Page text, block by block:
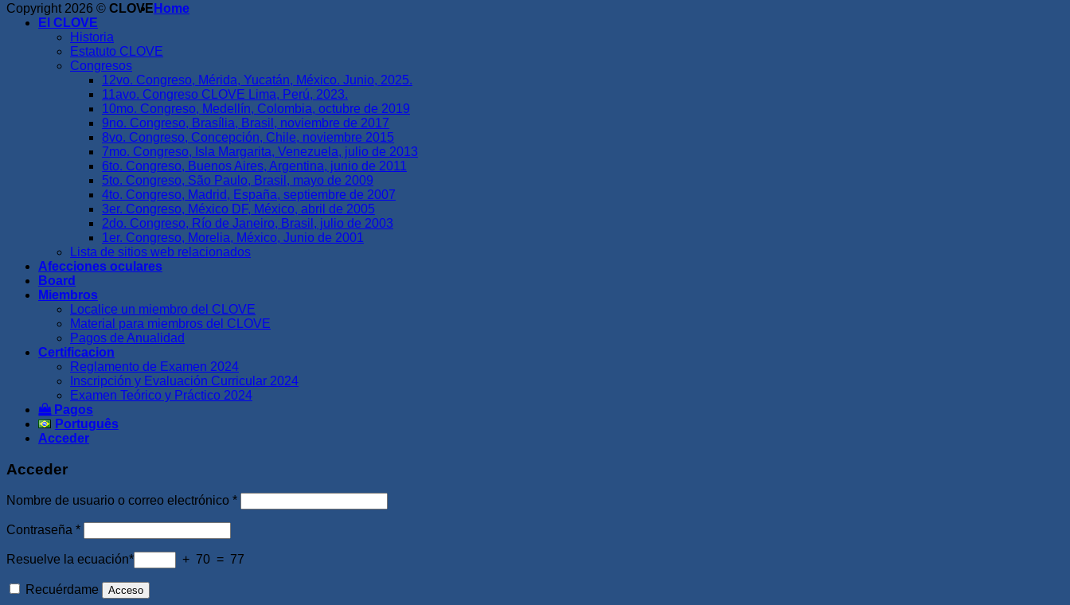
Copyright 2026 © CLOVE Home
El CLOVE
Historia
Estatuto CLOVE
Congresos
12vo. Congreso, Mérida, Yucatán, México. Junio, 2025.
11avo. Congreso CLOVE Lima, Perú, 2023.
10mo. Congreso, Medellín, Colombia, octubre de 2019
9no. Congreso, Brasília, Brasil, noviembre de 2017
8vo. Congreso, Concepción, Chile, noviembre 2015
7mo. Congreso, Isla Margarita, Venezuela, julio de 2013
6to. Congreso, Buenos Aires, Argentina, junio de 2011
5to. Congreso, São Paulo, Brasil, mayo de 2009
4to. Congreso, Madrid, España, septiembre de 2007
3er. Congreso, México DF, México, abril de 2005
2do. Congreso, Río de Janeiro, Brasil, julio de 2003
1er. Congreso, Morelia, México, Junio de 2001
Lista de sitios web relacionados
Afecciones oculares
Board
Miembros
Localice un miembro del CLOVE
Material para miembros del CLOVE
Pagos de Anualidad
Certificacion
Reglamento de Examen 2024
Inscripción y Evaluación Curricular 2024
Examen Teórico y Práctico 2024
Pagos
Português
Acceder
Acceder
Nombre de usuario o correo electrónico *Obligatorio
Contraseña *Obligatorio
Resuelve la ecuación* + 70 = 77
Recuérdame Acceso